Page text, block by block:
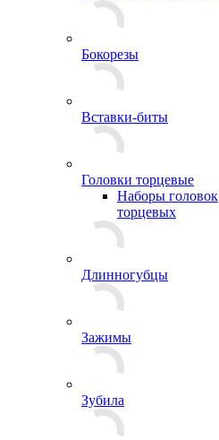
Бокорезы
Вставки-биты
Головки торцевые
Наборы головок
торцевых
Длинногубцы
Зажимы
Зубила